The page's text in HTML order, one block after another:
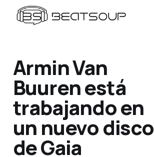
Armin Van
Buuren está
trabajando en
un nuevo disco
de Gaia